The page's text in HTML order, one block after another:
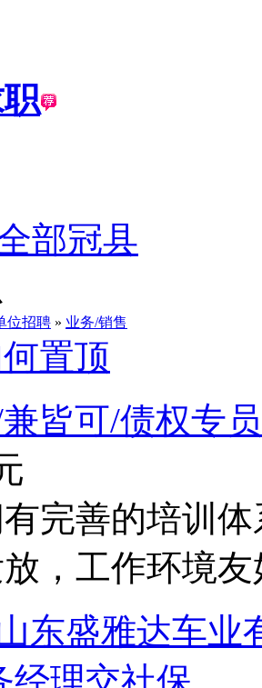
部冠县
位招聘 » 业务/销售
置顶
皆可/债权专
完善的培训
，工作环境
东盛雅达车业